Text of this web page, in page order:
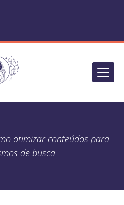
otimizar conteúdos para
de busca